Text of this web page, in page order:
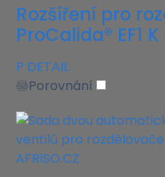
Rozšíření pro
ProCalida® EF1
P DETAIL
Porovnání